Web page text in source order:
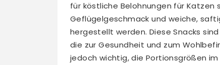
für köstliche Belohnungen für Katzen
Geflügelgeschmack und weiche,
hergestellt werden. Diese Snacks
die zur Gesundheit und zum
jedoch wichtig, die Portionsgrößen